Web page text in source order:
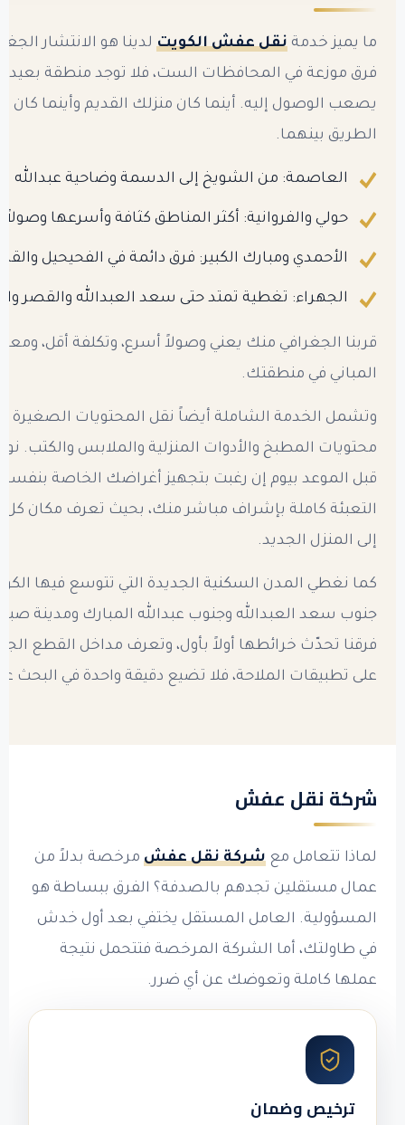
ما يميز خدمةنقل عفش الكويت لدينا هو الانتشار
فرق موزعة في المحافظات الست، فلا توجد منطقة بعيدة
يصعب الوصول إليه. أينما كان منزلك القديم وأينما كان
الطريق بينهما.
العاصمة: من الشويخ إلى الدسمة وضاحية عبدالله
حولي والفروانية: أكثر المناطق كثافة وأسرعها وصولاً
الأحمدي ومبارك الكبير: فرق دائمة في الفحيحيل
الجهراء: تغطية تمتد حتى سعد العبدالله والقصر
قربنا الجغرافي منك يعني وصولاً أسرع، وتكلفة أقل،
المباني في منطقتك.
وتشمل الخدمة الشاملة أيضاً نقل المحتويات الصغيرة
محتويات المطبخ والأدوات المنزلية والملابس والكتب.
قبل الموعد بيوم إن رغبت بتجهيز أغراضك الخاصة
التعبئة كاملة بإشراف مباشر منك، بحيث تعرف مكان
إلى المنزل الجديد.
كما نغطي المدن السكنية الجديدة التي تتوسع فيها
جنوب سعد العبدالله وجنوب عبدالله المبارك ومدينة
فرقنا تحدّث خرائطها أولاً بأول، وتعرف مداخل القطع
على تطبيقات الملاحة، فلا تضيع دقيقة واحدة في البحث
شركة نقل عفش
لماذا تتعامل معشركة نقل عفش مرخصة بدلاً من
عمال مستقلين تجدهم بالصدفة؟ الفرق ببساطة هو
المسؤولية. العامل المستقل يختفي بعد أول خدش
في طاولتك، أما الشركة المرخصة فتتحمل نتيجة
عملها كاملة وتعوضك عن أي ضرر.
ترخيص وضمان